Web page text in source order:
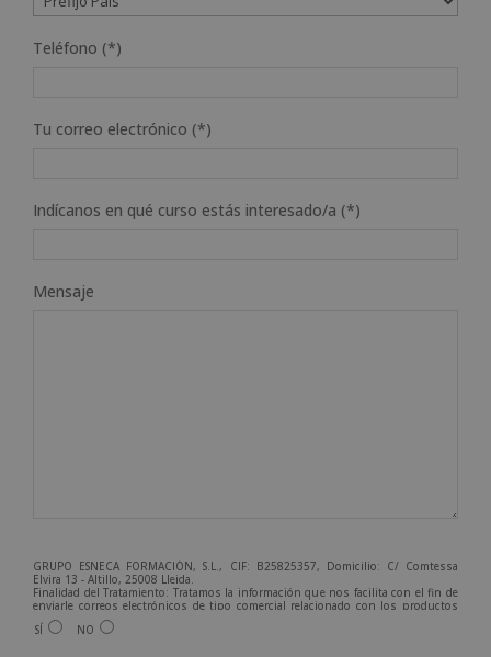
Teléfono (*)
Tu correo electrónico (*)
Indícanos en qué curso estás interesado/a (*)
Mensaje
GRUPO ESNECA FORMACIÓN, S.L., CIF: B25825357, Domicilio: C/ Comtessa
Elvira 13 - Altillo, 25008 Lleida.
Finalidad del Tratamiento: Tratamos la información que nos facilita con el fin de
enviarle correos electrónicos de tipo comercial relacionado con los productos
ofrecidos y otros tipo de productos que fueran de su interés.
Legitimación del tratamiento: Consentimiento del interesado.
SÍ NO